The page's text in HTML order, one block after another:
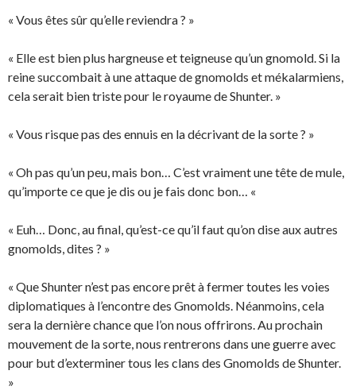
« Vous êtes sûr qu’elle reviendra ? »
« Elle est bien plus hargneuse et teigneuse qu’un gnomold. Si la
reine succombait à une attaque de gnomolds et mékalarmiens,
cela serait bien triste pour le royaume de Shunter. »
« Vous risque pas des ennuis en la décrivant de la sorte ? »
« Oh pas qu’un peu, mais bon… C’est vraiment une tête de mule,
qu’importe ce que je dis ou je fais donc bon… «
« Euh… Donc, au final, qu’est-ce qu’il faut qu’on dise aux autres
gnomolds, dites ? »
« Que Shunter n’est pas encore prêt à fermer toutes les voies
diplomatiques à l’encontre des Gnomolds. Néanmoins, cela
sera la dernière chance que l’on nous offrirons. Au prochain
mouvement de la sorte, nous rentrerons dans une guerre avec
pour but d’exterminer tous les clans des Gnomolds de Shunter.
»